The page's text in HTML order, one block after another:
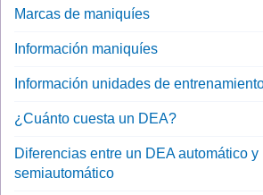
Marcas de maniquíes
Información maniquíes
Información unidades de
¿Cuánto cuesta un DEA?
Diferencias entre un DEA automático y
semiautomático